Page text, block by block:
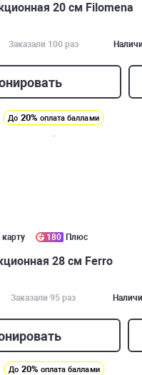
20 см Filomena
Заказали 100 раз
До 20% оплата баллами
180 Плюс
28 см Ferro
Заказали 95 раз
До 20% оплата баллами